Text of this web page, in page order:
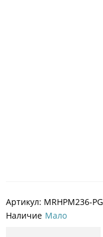
Артикул: MRHPM236-PG
Наличие Мало